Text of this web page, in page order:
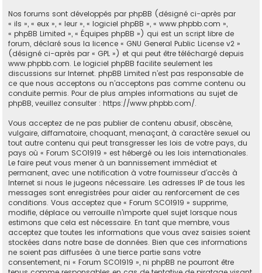
Nos forums sont développés par phpBB (désigné ci-après par
« ils », « eux », « leur », « logiciel phpBB », « www.phpbb.com »,
« phpBB Limited », « Équipes phpBB ») qui est un script libre de
forum, déclaré sous la licence « GNU General Public License v2 »
(désigné ci-après par « GPL ») et qui peut être téléchargé depuis
www.phpbb.com. Le logiciel phpBB facilite seulement les
discussions sur Internet. phpBB Limited n’est pas responsable de
ce que nous acceptons ou n’acceptons pas comme contenu ou
conduite permis. Pour de plus amples informations au sujet de
phpBB, veuillez consulter : https://www.phpbb.com/.
Vous acceptez de ne pas publier de contenu abusif, obscène,
vulgaire, diffamatoire, choquant, menaçant, à caractère sexuel ou
tout autre contenu qui peut transgresser les lois de votre pays, du
pays où « Forum SCO1919 » est hébergé ou les lois internationales.
Le faire peut vous mener à un bannissement immédiat et
permanent, avec une notification à votre fournisseur d’accès à
Internet si nous le jugeons nécessaire. Les adresses IP de tous les
messages sont enregistrées pour aider au renforcement de ces
conditions. Vous acceptez que « Forum SCO1919 » supprime,
modifie, déplace ou verrouille n’importe quel sujet lorsque nous
estimons que cela est nécessaire. En tant que membre, vous
acceptez que toutes les informations que vous avez saisies soient
stockées dans notre base de données. Bien que ces informations
ne soient pas diffusées à une tierce partie sans votre
consentement, ni « Forum SCO1919 », ni phpBB ne pourront être